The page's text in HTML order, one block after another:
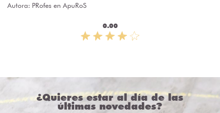
Autora: PRofes en ApuRoS
0.00
¿Quieres estar al día de las
últimas novedades?